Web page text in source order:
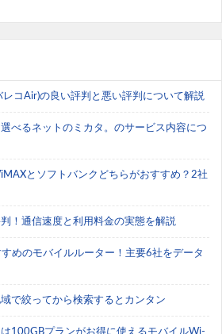
レコAir)の良い評判と悪い評判について解説
べるネットのミカタ。のサービス内容につ
とソフトバンクどちらがおすすめ？2社
判！通信速度と利用料金の実態を解説
めのモバイルルーター！主要6社をデータ
で絞ってから検索するとカンタン
は100GBプランがお得に使えるモバイルWi-